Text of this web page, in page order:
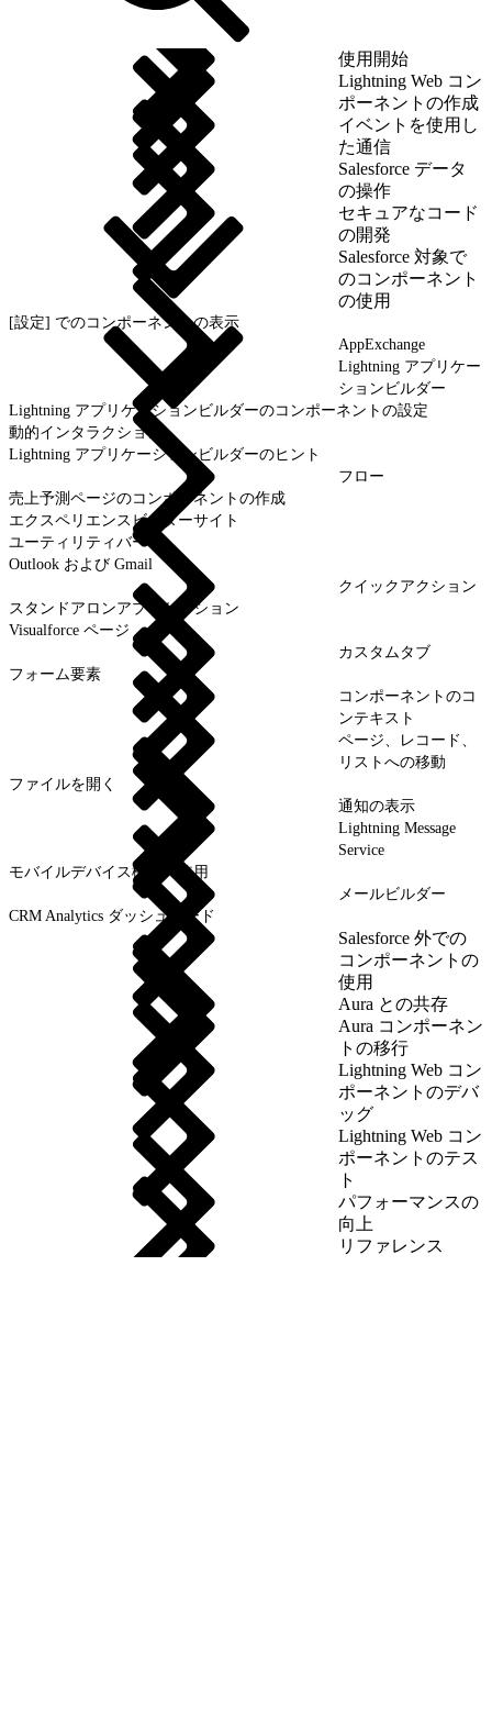
使用開始
Lightning Web コン
ポーネントの作成
イベントを使用し
た通信
Salesforce データ
の操作
セキュアなコード
の開発
Salesforce 対象で
のコンポーネント
の使用
[設定] でのコンポーネントの表示
AppExchange
Lightning アプリケー
ションビルダー
Lightning アプリケーションビルダーのコンポーネントの設定
動的インタラクション
Lightning アプリケーションビルダーのヒント
フロー
売上予測ページのコンポーネントの作成
エクスペリエンスビルダーサイト
ユーティリティバー
Outlook および Gmail
クイックアクション
スタンドアロンアプリケーション
Visualforce ページ
カスタムタブ
フォーム要素
コンポーネントのコ
ンテキスト
ページ、レコード、
リストへの移動
ファイルを開く
通知の表示
Lightning Message
Service
モバイルデバイス機能の使用
メールビルダー
CRM Analytics ダッシュボード
Salesforce 外での
コンポーネントの
使用
Aura との共存
Aura コンポーネン
トの移行
Lightning Web コン
ポーネントのデバ
ッグ
Lightning Web コン
ポーネントのテス
ト
パフォーマンスの
向上
リファレンス